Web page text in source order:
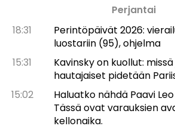
Perjantai
18:31
Perintöpäivät 2026:
luostariin (95), ohjelma
15:31
Kavinsky on kuollut:
hautajaiset pidetään
15:02
Haluatko nähdä Paavi Leo
Tässä ovat varauksien
kellonaika.